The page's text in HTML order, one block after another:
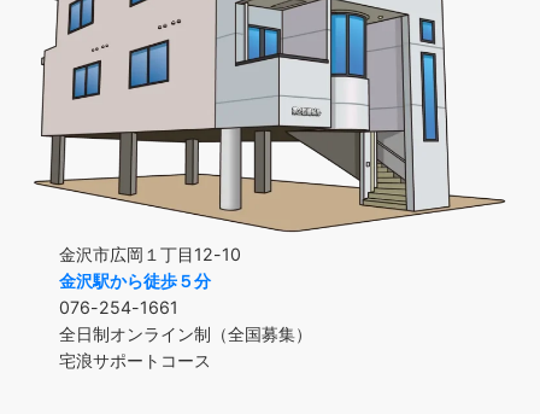
金沢市広岡１丁目12-10
金沢駅から徒歩５分
076-254-1661
全日制オンライン制（全国募集）
宅浪サポートコース